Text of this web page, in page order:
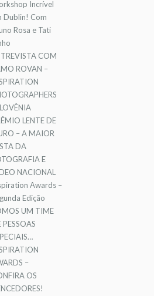
Incrível
Dublin! Com
Rosa e Tati
COM
ROVAN –
LENTE DE
– A MAIOR
DA
E
NACIONAL
Awards –
Edição
UM TIME
PESSOAS
–
OS